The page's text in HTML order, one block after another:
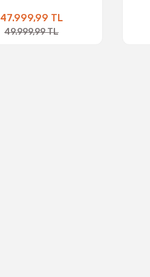
47.999,99 TL
49.999,99 TL